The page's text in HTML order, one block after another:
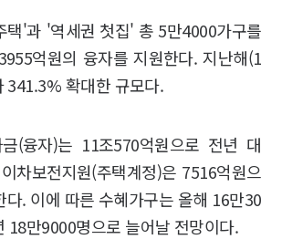
택'과 '역세권 첫집' 총 5만4000가구를
억원의 융자를 지원한다. 지난해(1
341.3% 확대한 규모다.
금(융자)는 11조570억원으로 전년 대
차보전지원(주택계정)은 7516억원으
. 이에 따른 수혜가구는 올해 16만30
18만9000명으로 늘어날 전망이다.